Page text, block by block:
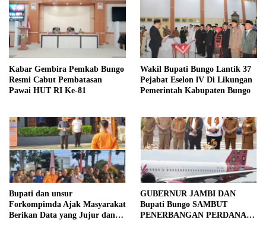
Kabar Gembira Pemkab Bungo
Resmi Cabut Pembatasan
Pawai HUT RI Ke-81
Wakil Bupati Bungo Lantik 37
Pejabat Eselon lV Di Likungan
Pemerintah Kabupaten Bungo
Bupati dan unsur
Forkompimda Ajak Masyarakat
Berikan Data yang Jujur dan
GUBERNUR JAMBI DAN
Bupati Bungo SAMBUT
PENERBANGAN PERDANA